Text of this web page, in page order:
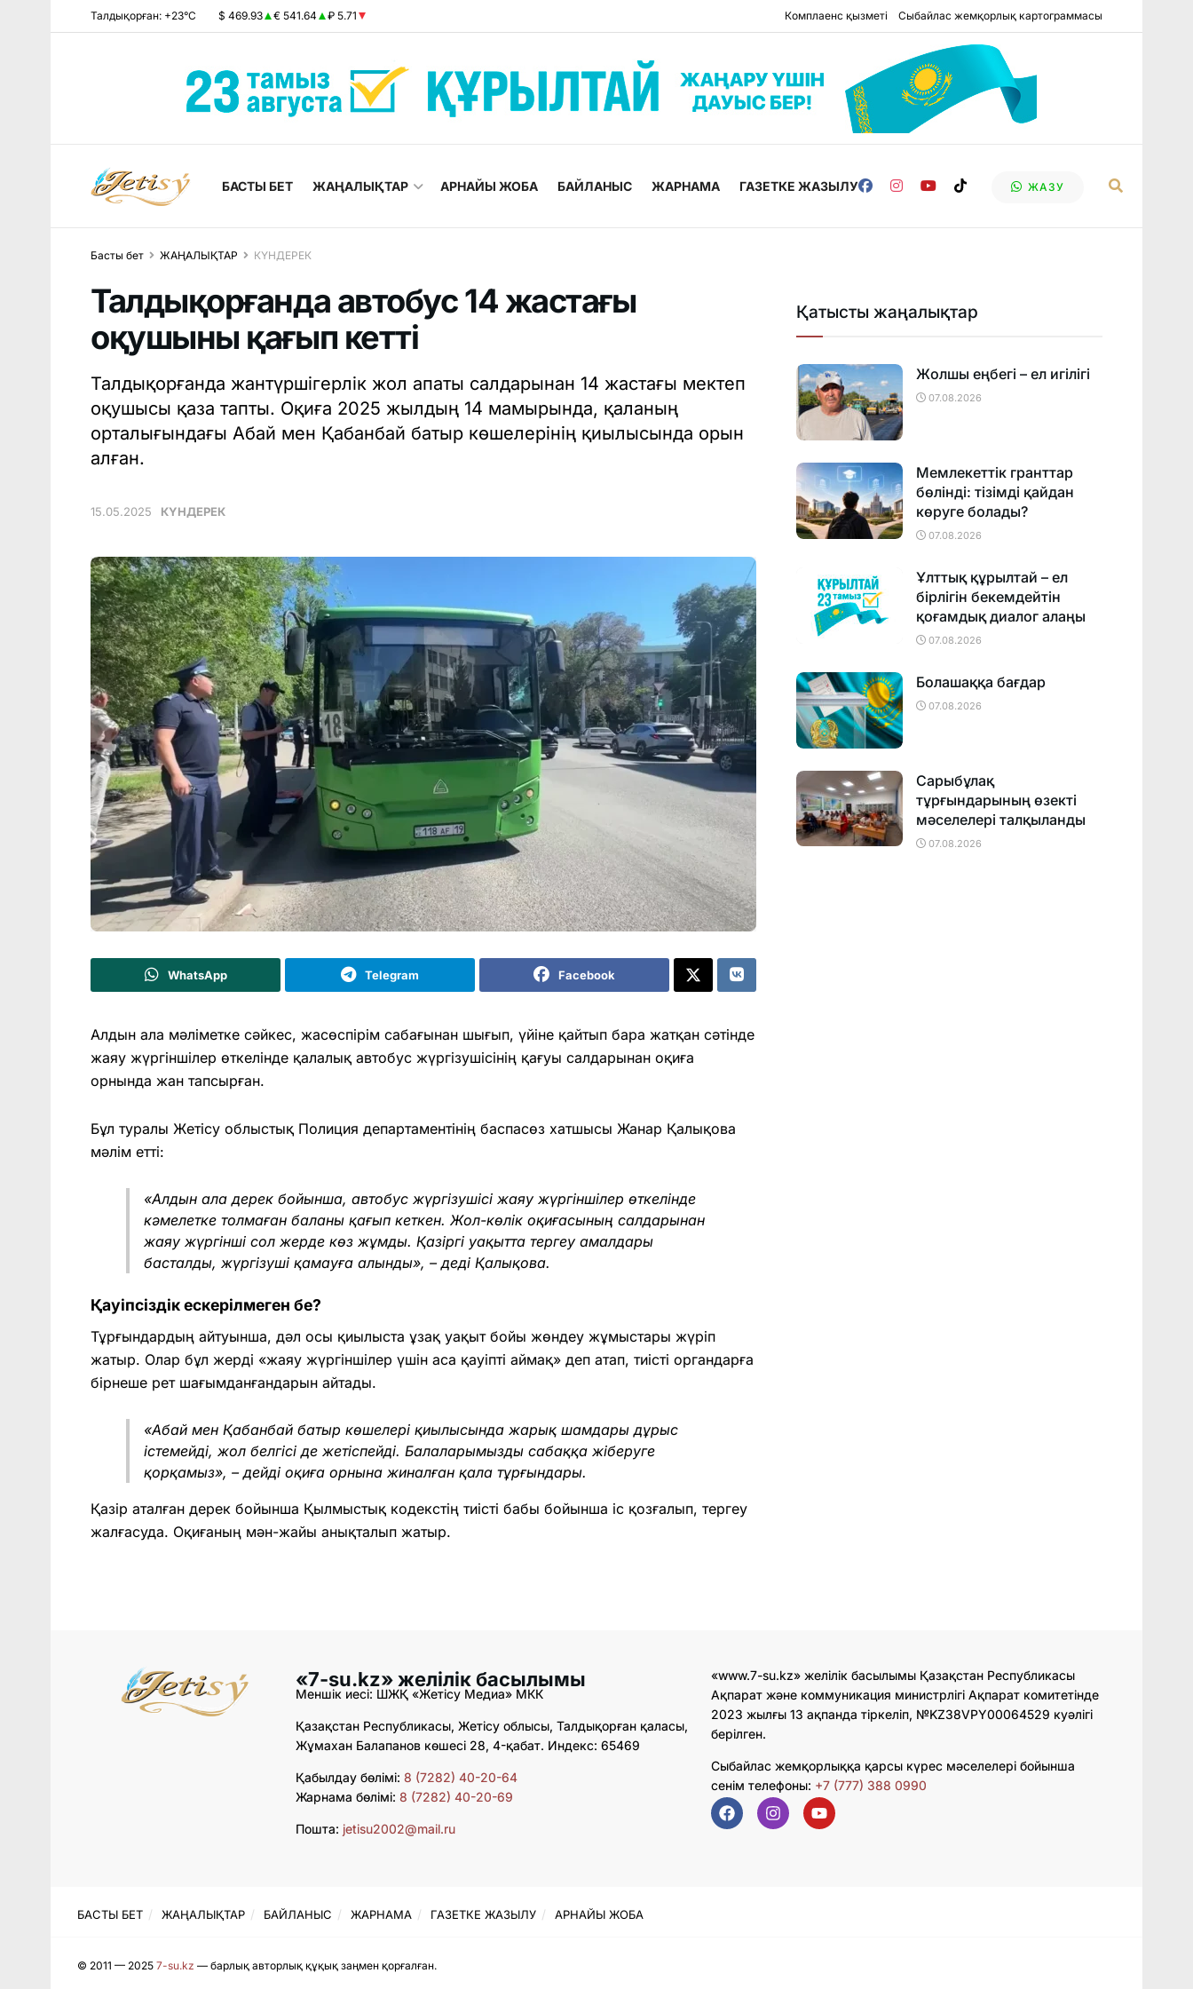
Талдықорған: +23°C $ 469.93 € 541.64 ₽ 5.71 Комплаенс қызметі Сыбайлас жемқорлық картограммасы
БАСТЫ БЕТ ЖАҢАЛЫҚТАР АРНАЙЫ ЖОБА БАЙЛАНЫС ЖАРНАМА ГАЗЕТКЕ ЖАЗЫЛУ ЖАЗУ
Басты бет ЖАҢАЛЫҚТАР КҮНДЕРЕК
Талдықорғанда автобус 14 жастағы
оқушыны қағып кетті
Талдықорғанда жантүршігерлік жол апаты салдарынан 14 жастағы мектеп
оқушысы қаза тапты. Оқиға 2025 жылдың 14 мамырында, қаланың
орталығындағы Абай мен Қабанбай батыр көшелерінің қиылысында орын
алған.
15.05.2025 КҮНДЕРЕК
WhatsApp Telegram Facebook
Алдын ала мәліметке сәйкес, жасөспірім сабағынан шығып, үйіне қайтып бара жатқан сәтінде
жаяу жүргіншілер өткелінде қалалық автобус жүргізушісінің қағуы салдарынан оқиға
орнында жан тапсырған.
Бұл туралы Жетісу облыстық Полиция департаментінің баспасөз хатшысы Жанар Қалықова
мәлім етті:
«Алдын ала дерек бойынша, автобус жүргізушісі жаяу жүргіншілер өткелінде
кәмелетке толмаған баланы қағып кеткен. Жол-көлік оқиғасының салдарынан
жаяу жүргінші сол жерде көз жұмды. Қазіргі уақытта тергеу амалдары
басталды, жүргізуші қамауға алынды», – деді Қалықова.
Қауіпсіздік ескерілмеген бе?
Тұрғындардың айтуынша, дәл осы қиылыста ұзақ уақыт бойы жөндеу жұмыстары жүріп
жатыр. Олар бұл жерді «жаяу жүргіншілер үшін аса қауіпті аймақ» деп атап, тиісті органдарға
бірнеше рет шағымданғандарын айтады.
«Абай мен Қабанбай батыр көшелері қиылысында жарық шамдары дұрыс
істемейді, жол белгісі де жетіспейді. Балаларымызды сабаққа жіберуге
қорқамыз», – дейді оқиға орнына жиналған қала тұрғындары.
Қазір аталған дерек бойынша Қылмыстық кодекстің тиісті бабы бойынша іс қозғалып, тергеу
жалғасуда. Оқиғаның мән-жайы анықталып жатыр.
Қатысты жаңалықтар
Жолшы еңбегі – ел игілігі
07.08.2026
Мемлекеттік гранттар
бөлінді: тізімді қайдан
көруге болады?
07.08.2026
Ұлттық құрылтай – ел
бірлігін бекемдейтін
қоғамдық диалог алаңы
07.08.2026
Болашаққа бағдар
07.08.2026
Сарыбұлақ
тұрғындарының өзекті
мәселелері талқыланды
07.08.2026
«7-su.kz» желілік басылымы
Меншік иесі: ШЖҚ «Жетісу Медиа» МКК
Қазақстан Республикасы, Жетісу облысы, Талдықорған қаласы,
Жұмахан Балапанов көшесі 28, 4-қабат. Индекс: 65469
Қабылдау бөлімі: 8 (7282) 40-20-64
Жарнама бөлімі: 8 (7282) 40-20-69
Пошта: jetisu2002@mail.ru
«www.7-su.kz» желілік басылымы Қазақстан Республикасы
Ақпарат және коммуникация министрлігі Ақпарат комитетінде
2023 жылғы 13 ақпанда тіркеліп, №KZ38VPY00064529 куәлігі
берілген.
Сыбайлас жемқорлыққа қарсы күрес мәселелері бойынша
сенім телефоны: +7 (777) 388 0990
БАСТЫ БЕТ ЖАҢАЛЫҚТАР БАЙЛАНЫС ЖАРНАМА ГАЗЕТКЕ ЖАЗЫЛУ АРНАЙЫ ЖОБА
© 2011 — 2025 7-su.kz — барлық авторлық құқық заңмен қорғалған.